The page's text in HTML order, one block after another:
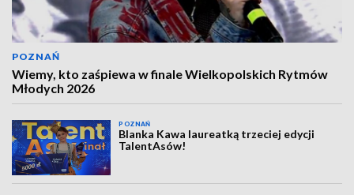
POZNAŃ
Wiemy, kto zaśpiewa w finale Wielkopolskich Rytmów
Młodych 2026
POZNAŃ
Blanka Kawa laureatką trzeciej edycji
TalentAsów!